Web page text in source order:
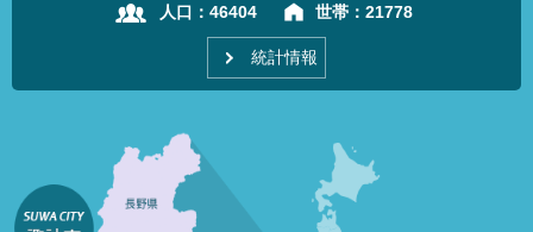
人口： 46404 世帯： 21778
統計情報